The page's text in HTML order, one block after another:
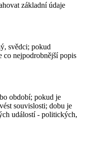
základní údaje
svědci; pokud
co nejpodrobnější popis
období; pokud je
souvislosti; dobu je
událostí - politických,